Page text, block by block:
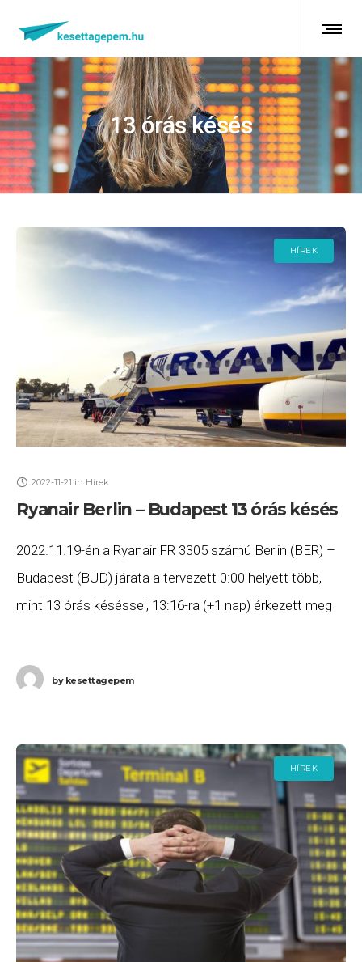
13 órás késés
HÍREK
2022-11-21 in Hírek
Ryanair Berlin – Budapest 13 órás késés
2022.11.19-én a Ryanair FR 3305 számú Berlin (BER) –
Budapest (BUD) járata a tervezett 0:00 helyett több,
mint 13 órás késéssel, 13:16-ra (+1 nap) érkezett meg
bykesettagepem
HÍREK